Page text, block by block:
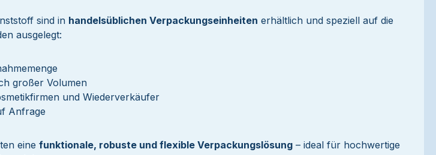
sind in handelsüblichen Verpackungseinheiten erhältlich und speziell auf die
ausgelegt:
großer Volumen
und Wiederverkäufer
Anfrage
eine funktionale, robuste und flexible Verpackungslösung – ideal für hochwertige